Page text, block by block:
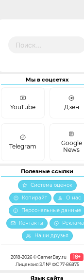
Мы в соцсетях
YouTube Дзен
Telegram
Google
News
Полезные ссылки
Система оценок
Копирайт
О нас
Персональные данные
Контакты
Реклама
Наши друзья
2018-2026 © GamerBay.ru 18+
Лицензия ЭЛ№ ФС 77-86875
Язык сайта